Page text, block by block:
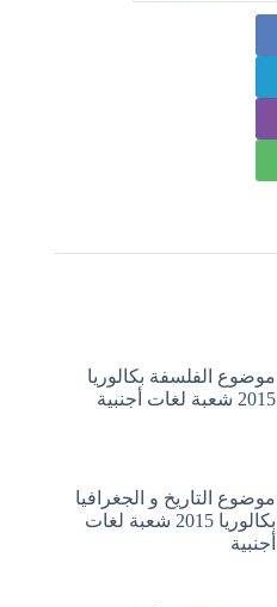
موضوع الفلسفة بكالوريا
2015 شعبة لغات أجنبية
موضوع التاريخ و الجغرافيا
بكالوريا 2015 شعبة لغات
أجنبية